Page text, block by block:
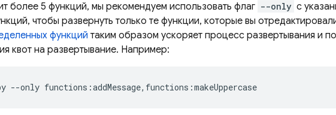
более 5 функций, мы рекомендуем использовать флаг --only с
чтобы развернуть только те функции, которые вы
функций таким образом ускоряет процесс развертывания и
квот на развертывание. Например: